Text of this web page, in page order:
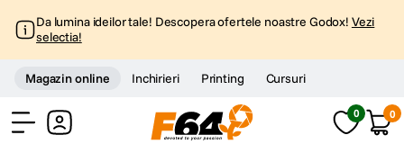
Da lumina ideilor tale! Descopera ofertele noastre Godox! Vezi
selectia!
Magazin online Inchirieri Printing Cursuri
0 0